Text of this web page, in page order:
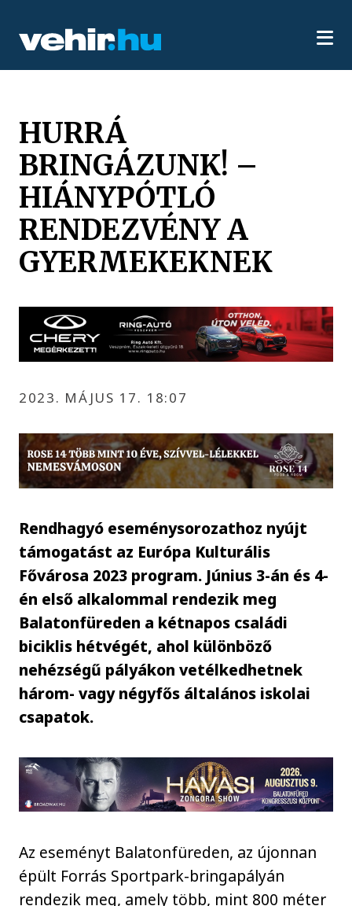
HURRÁ
BRINGÁZUNK! –
HIÁNYPÓTLÓ
RENDEZVÉNY A
GYERMEKEKNEK
2023. MÁJUS 17. 18:07
Rendhagyó eseménysorozathoz nyújt
támogatást az Európa Kulturális
Fővárosa 2023 program. Június 3-án és 4-
én első alkalommal rendezik meg
Balatonfüreden a kétnapos családi
biciklis hétvégét, ahol különböző
nehézségű pályákon vetélkedhetnek
három- vagy négyfős általános iskolai
csapatok.
Az eseményt Balatonfüreden, az újonnan
épült Forrás Sportpark-bringapályán
rendezik meg, amely több, mint 800 méter